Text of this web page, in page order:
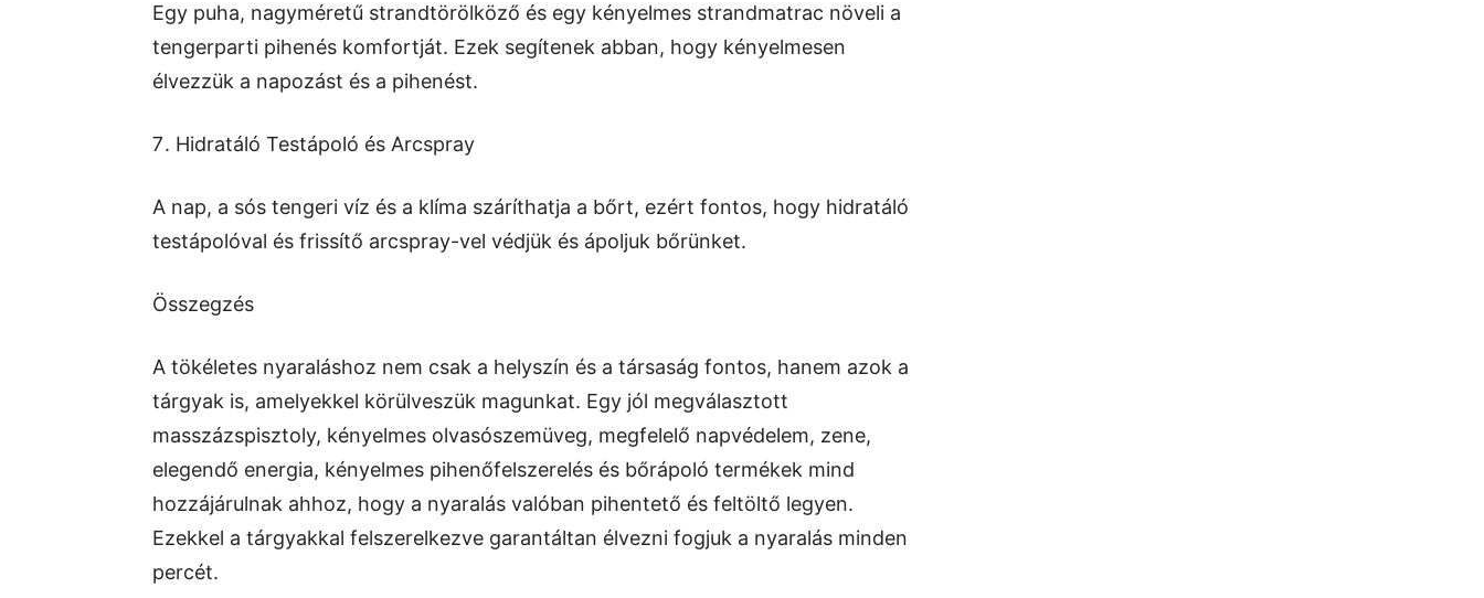
Egy puha, nagyméretű strandtörölköző és egy kényelmes strandmatrac növeli a
tengerparti pihenés komfortját. Ezek segítenek abban, hogy kényelmesen
élvezzük a napozást és a pihenést.
Hidratáló Testápoló és Arcspray
A nap, a sós tengeri víz és a klíma száríthatja a bőrt, ezért fontos, hogy hidratáló
testápolóval és frissítő arcspray-vel védjük és ápoljuk bőrünket.
Összegzés
A tökéletes nyaraláshoz nem csak a helyszín és a társaság fontos, hanem azok a
tárgyak is, amelyekkel körülveszük magunkat. Egy jól megválasztott
masszázspisztoly, kényelmes olvasószemüveg, megfelelő napvédelem, zene,
elegendő energia, kényelmes pihenőfelszerelés és bőrápoló termékek mind
hozzájárulnak ahhoz, hogy a nyaralás valóban pihentető és feltöltő legyen.
Ezekkel a tárgyakkal felszerelkezve garantáltan élvezni fogjuk a nyaralás minden
percét.